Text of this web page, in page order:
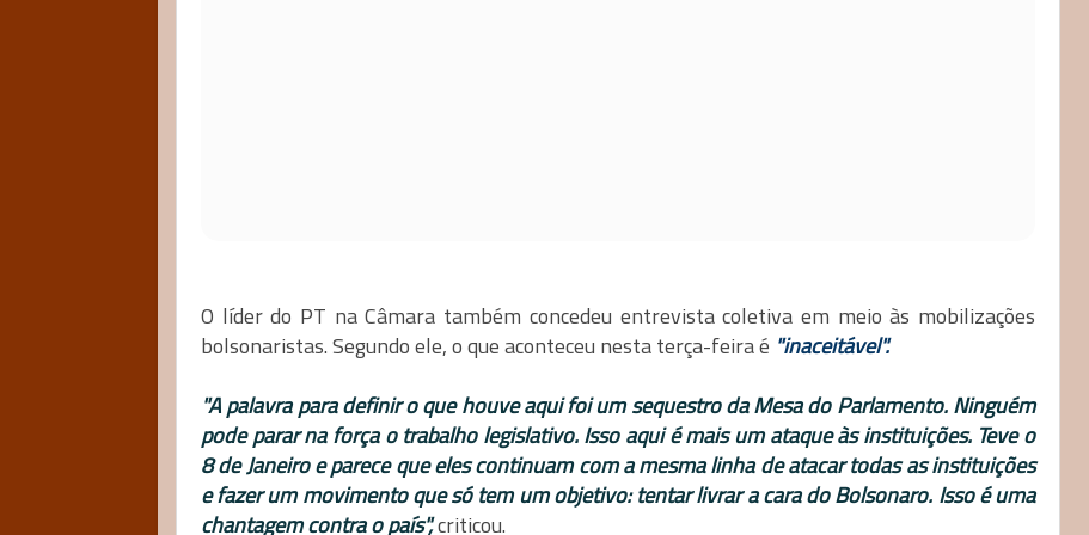
O líder do PT na Câmara também concedeu entrevista coletiva em meio às mobilizações
bolsonaristas. Segundo ele, o que aconteceu nesta terça-feira é "inaceitável".
"A palavra para definir o que houve aqui foi um sequestro da Mesa do Parlamento. Ninguém
pode parar na força o trabalho legislativo. Isso aqui é mais um ataque às instituições. Teve o
8 de Janeiro e parece que eles continuam com a mesma linha de atacar todas as instituições
e fazer um movimento que só tem um objetivo: tentar livrar a cara do Bolsonaro. Isso é uma
chantagem contra o país",criticou.